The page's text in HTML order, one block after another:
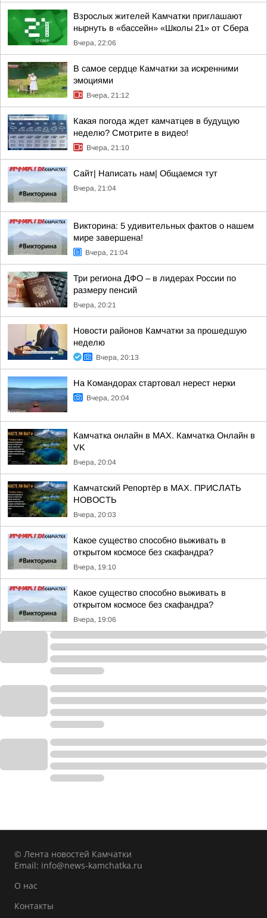
Взрослых жителей Камчатки приглашают
нырнуть в «бассейн» «Школы 21» от Сбера
Вчера, 22:06
В самое сердце Камчатки за искренними
эмоциями
Вчера, 21:12
Какая погода ждет камчатцев в будущую
неделю? Cмотрите в видео!
Вчера, 21:10
Сайт| Написать нам| Общаемся тут
Вчера, 21:04
Викторина: 5 удивительных фактов о нашем
мире завершена!
Вчера, 21:04
Три региона ДФО – в лидерах России по
размеру пенсий
Вчера, 20:21
Новости районов Камчатки за прошедшую
неделю
Вчера, 20:13
На Командорах стартовал нерест нерки
Вчера, 20:04
Камчатка онлайн в MAX. Камчатка Онлайн в
VK
Вчера, 20:04
Камчатский Репортёр в MAX. ПРИСЛАТЬ
НОВОСТЬ
Вчера, 20:03
Какое существо способно выживать в
открытом космосе без скафандра?
Вчера, 19:10
Какое существо способно выживать в
открытом космосе без скафандра?
Вчера, 19:06
© Лента новостей Камчатки
Email: info@news-kamchatka.ru
О нас
Контакты